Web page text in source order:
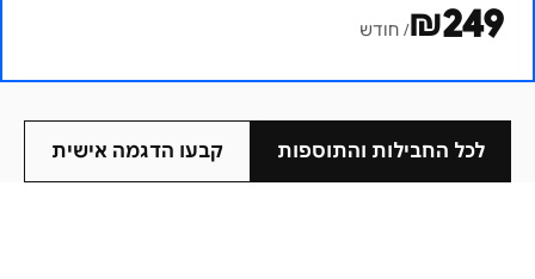
₪249 / חודש
לכל החבילות והתוספות קבעו הדגמה אישית